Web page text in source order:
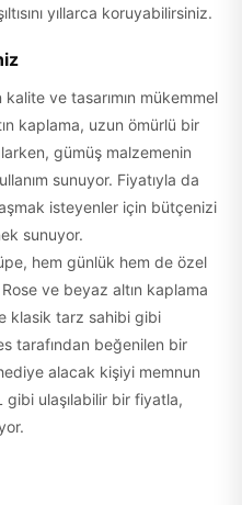
yıllarca koruyabilirsiniz.
ve tasarımın mükemmel
kaplama, uzun ömürlü bir
gümüş malzemenin
sunuyor. Fiyatıyla da
isteyenler için bütçenizi
sunuyor.
hem günlük hem de özel
ve beyaz altın kaplama
klasik tarz sahibi gibi
tarafından beğenilen bir
alacak kişiyi memnun
ulaşılabilir bir fiyatla,